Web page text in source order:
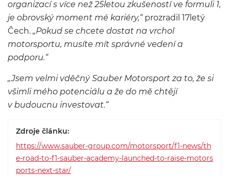
organizací s více než 25letou zkušeností ve formuli 1,
je obrovský moment mé kariéry,“ prozradil 17letý
Čech. „Pokud se chcete dostat na vrchol
motorsportu, musíte mít správné vedení a
podporu.“
„Jsem velmi vděčný Sauber Motorsport za to, že si
všimli mého potenciálu a že do mě chtějí
v budoucnu investovat.“
Zdroje článku:
https://www.sauber-group.com/motorsport/f1-news/th
e-road-to-f1-sauber-academy-launched-to-raise-motors
ports-next-star/